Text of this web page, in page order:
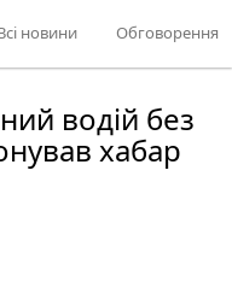
новини Обговорення
водій без
хабар